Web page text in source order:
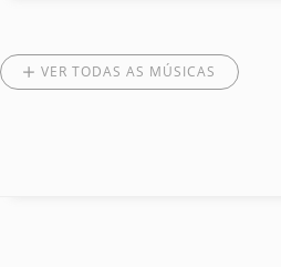
VER TODAS AS MÚSICAS